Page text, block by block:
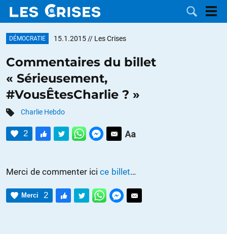
DOSSIERS
CATÉGORIES
MOTS CLÉS
CONTACTER
FAIRE UN
DÉMOCRATIE 15.1.2015 // Les Crises
Commentaires du billet
« Sérieusement,
#VousÊtesCharlie ? »
Charlie Hebdo
2
Merci de commenter icice billet…
Merci 2